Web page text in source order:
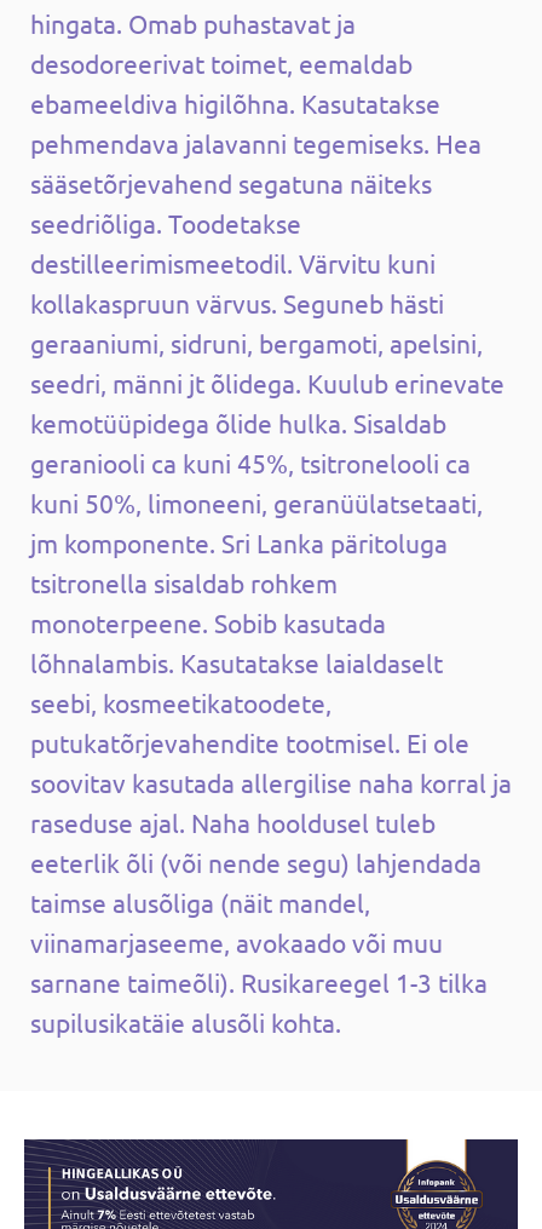
hingata. Omab puhastavat ja
desodoreerivat toimet, eemaldab
ebameeldiva higilõhna. Kasutatakse
pehmendava jalavanni tegemiseks. Hea
sääsetõrjevahend segatuna näiteks
seedriõliga. Toodetakse
destilleerimismeetodil. Värvitu kuni
kollakaspruun värvus. Seguneb hästi
geraaniumi, sidruni, bergamoti, apelsini,
seedri, männi jt õlidega. Kuulub erinevate
kemotüüpidega õlide hulka. Sisaldab
geraniooli ca kuni 45%, tsitronelooli ca
kuni 50%, limoneeni, geranüülatsetaati,
jm komponente. Sri Lanka päritoluga
tsitronella sisaldab rohkem
monoterpeene. Sobib kasutada
lõhnalambis. Kasutatakse laialdaselt
seebi, kosmeetikatoodete,
putukatõrjevahendite tootmisel. Ei ole
soovitav kasutada allergilise naha korral ja
raseduse ajal. Naha hooldusel tuleb
eeterlik õli (või nende segu) lahjendada
taimse alusõliga (näit mandel,
viinamarjaseeme, avokaado või muu
sarnane taimeõli). Rusikareegel 1-3 tilka
supilusikatäie alusõli kohta.